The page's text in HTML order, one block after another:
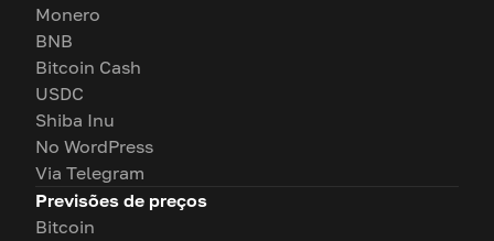
Monero
BNB
Bitcoin Cash
USDC
Shiba Inu
No WordPress
Via Telegram
Previsões de preços
Bitcoin